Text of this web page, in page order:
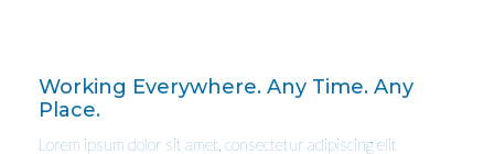
Working Everywhere. Any Time. Any
Place.
Lorem ipsum dolor sit amet, consectetur adipiscing elit